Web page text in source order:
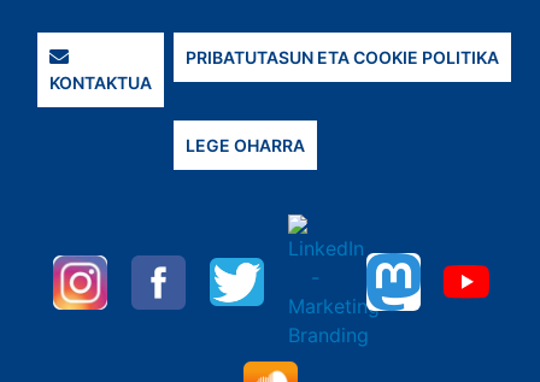
KONTAKTUA
PRIBATUTASUN ETA COOKIE POLITIKA
LEGE OHARRA